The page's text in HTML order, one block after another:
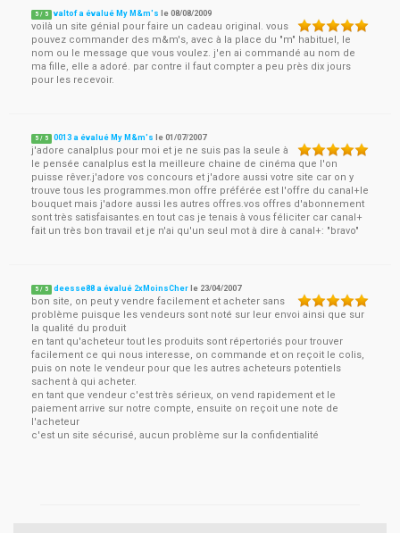
5 / 5 valtof a évalué My M&m's le08/08/2009
voilà un site génial pour faire un cadeau original. vous
pouvez commander des m&m's, avec à la place du "m" habituel, le
nom ou le message que vous voulez. j'en ai commandé au nom de
ma fille, elle a adoré. par contre il faut compter a peu près dix jours
pour les recevoir.
5 / 5 0013 a évalué My M&m's le01/07/2007
j'adore canalplus pour moi et je ne suis pas la seule à
le pensée canalplus est la meilleure chaine de cinéma que l'on
puisse rêver.j'adore vos concours et j'adore aussi votre site car on y
trouve tous les programmes.mon offre préférée est l'offre du canal+le
bouquet mais j'adore aussi les autres offres.vos offres d'abonnement
sont très satisfaisantes.en tout cas je tenais à vous féliciter car canal+
fait un très bon travail et je n'ai qu'un seul mot à dire à canal+: "bravo"
5 / 5 deesse88 a évalué 2xMoinsCher le 23/04/2007
bon site, on peut y vendre facilement et acheter sans
problème puisque les vendeurs sont noté sur leur envoi ainsi que sur
la qualité du produit
en tant qu'acheteur tout les produits sont répertoriés pour trouver
facilement ce qui nous interesse, on commande et on reçoit le colis,
puis on note le vendeur pour que les autres acheteurs potentiels
sachent à qui acheter.
en tant que vendeur c'est très sérieux, on vend rapidement et le
paiement arrive sur notre compte, ensuite on reçoit une note de
l'acheteur
c'est un site sécurisé, aucun problème sur la confidentialité